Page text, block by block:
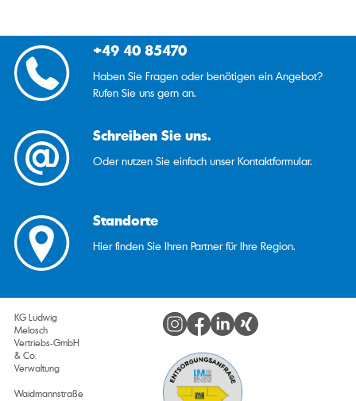
+49 40 85470
Haben Sie Fragen oder benötigen ein Angebot?
Rufen Sie uns gern an.
Schreiben Sie uns.
Oder nutzen Sie einfach unser Kontaktformular.
Standorte
Hier finden Sie Ihren Partner für Ihre Region.
KG Ludwig
Melosch
Vertriebs-GmbH
& Co.
Verwaltung
Waidmannstraße